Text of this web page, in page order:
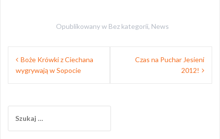
Opublikowany w Bez kategorii, News
Nawigacja
wpisu
Boże Krówki z Ciechana
wygrywają w Sopocie
Czas na Puchar Jesieni
2012!